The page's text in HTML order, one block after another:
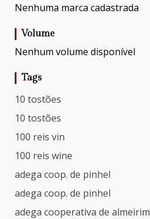
Nenhuma marca cadastrada
Volume
Nenhum volume disponível
Tags
10 tostões
10 tostões
100 reis vin
100 reis wine
adega coop. de pinhel
adega coop. de pinhel
adega cooperativa de almeirim